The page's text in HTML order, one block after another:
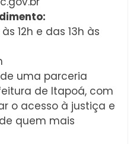
12h e das 13h às
uma parceria
de Itapoá, com
o acesso à justiça e
quem mais